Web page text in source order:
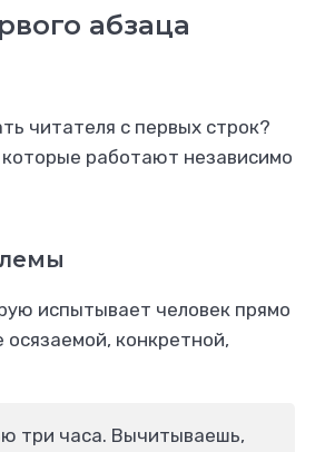
абзаца
читателя с первых строк?
работают независимо
испытывает человек прямо
осязаемой, конкретной,
три часа. Вычитываешь,